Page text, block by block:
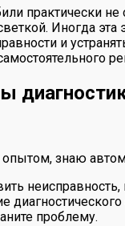
практически не
Иногда эта
и
знаю
проблему.